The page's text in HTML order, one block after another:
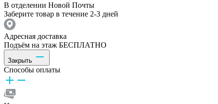
В отделении Новой Почты
Заберите товар в течение 2-3 дней
Адресная доставка
Подъём на этаж БЕСПЛАТНО
Закрыть
Способы оплаты